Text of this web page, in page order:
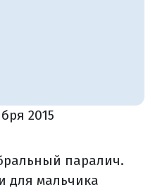
2015
паралич.
для мальчика